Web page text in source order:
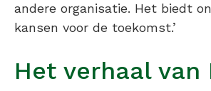
andere organisatie. Het biedt
kansen voor de toekomst.’
Het verhaal van